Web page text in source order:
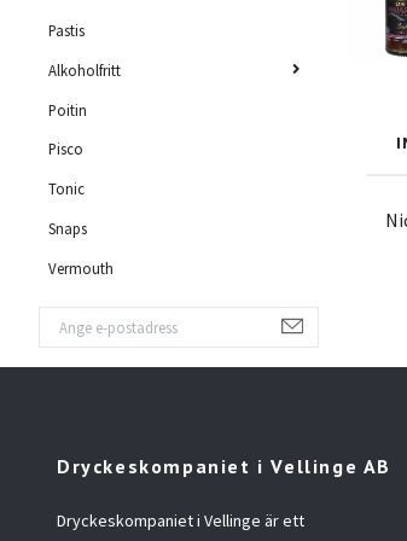
Pastis
Alkoholfritt
Poitin
Pisco
Tonic
Snaps
Vermouth
Dryckeskompaniet i Vellinge AB
Dryckeskompaniet i Vellinge är ett